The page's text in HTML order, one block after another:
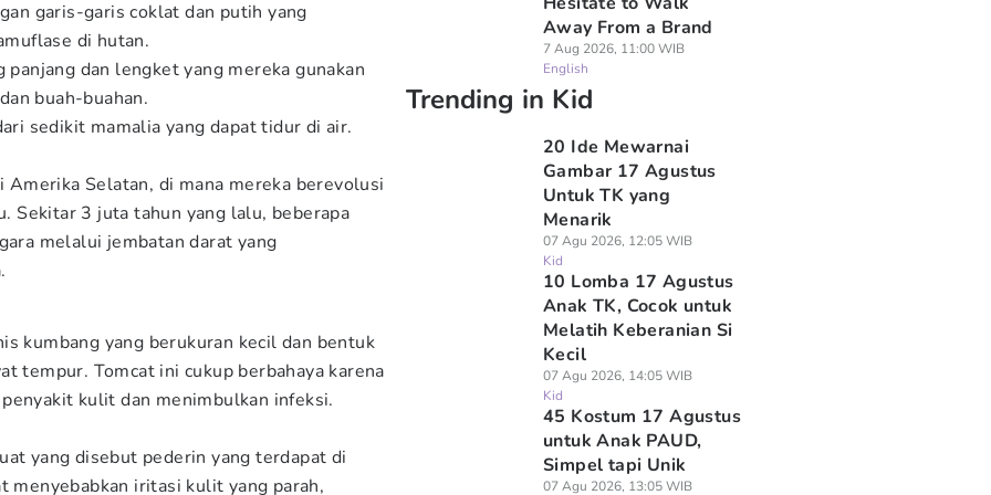
garis-garis coklat dan putih yang
di hutan.
dan lengket yang mereka gunakan
buah-buahan.
sedikit mamalia yang dapat tidur di air.
Amerika Selatan, di mana mereka berevolusi
Sekitar 3 juta tahun yang lalu, beberapa
melalui jembatan darat yang
kumbang yang berukuran kecil dan bentuk
tempur. Tomcat ini cukup berbahaya karena
kulit dan menimbulkan infeksi.
yang disebut pederin yang terdapat di
menyebabkan iritasi kulit yang parah,
Away From a Brand
7 Aug 2026, 11:00 WIB
English
Trending in Kid
20 Ide Mewarnai
Gambar 17 Agustus
Untuk TK yang
Menarik
07 Agu 2026, 12:05 WIB
Kid
10 Lomba 17 Agustus
Anak TK, Cocok untuk
Melatih Keberanian Si
Kecil
07 Agu 2026, 14:05 WIB
Kid
45 Kostum 17 Agustus
untuk Anak PAUD,
Simpel tapi Unik
07 Agu 2026, 13:05 WIB